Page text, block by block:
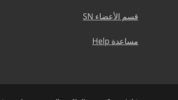
قسم الأعضاء SN
مساعدة Help